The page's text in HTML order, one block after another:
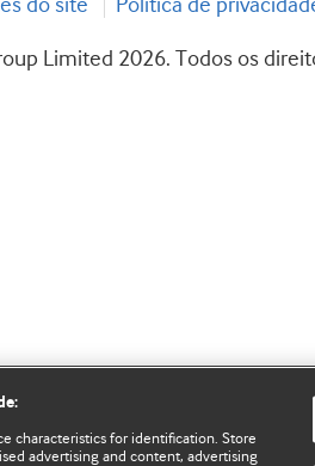
Limited 2026. Todos os
characteristics for identification. Store
advertising and content, advertising